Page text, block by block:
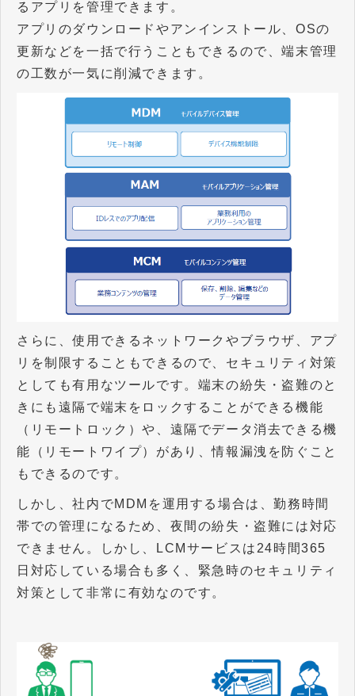
るアプリを管理できます。
アプリのダウンロードやアンインストール、OSの
更新などを一括で行うこともできるので、端末管理
の工数が一気に削減できます。
さらに、使用できるネットワークやブラウザ、アプ
リを制限することもできるので、セキュリティ対策
としても有用なツールです。端末の紛失・盗難のと
きにも遠隔で端末をロックすることができる機能
（リモートロック）や、遠隔でデータ消去できる機
能（リモートワイプ）があり、情報漏洩を防ぐこと
もできるのです。
しかし、社内でMDMを運用する場合は、勤務時間
帯での管理になるため、夜間の紛失・盗難には対応
できません。しかし、LCMサービスは24時間365
日対応している場合も多く、緊急時のセキュリティ
対策として非常に有効なのです。